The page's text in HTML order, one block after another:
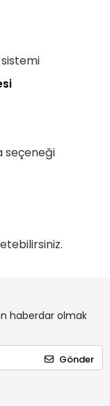
seçeneği
haberdar olmak
Gönder